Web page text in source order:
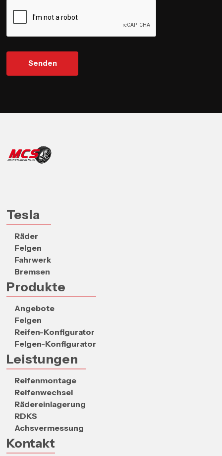
Tesla
Räder
Felgen
Fahrwerk
Bremsen
Produkte
Angebote
Felgen
Reifen-Konfigurator
Felgen-Konfigurator
Leistungen
Reifenmontage
Reifenwechsel
Rädereinlagerung
RDKS
Achsvermessung
Kontakt